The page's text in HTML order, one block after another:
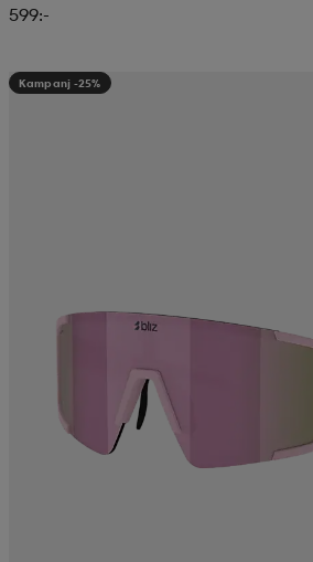
599:-
Kampanj -25%